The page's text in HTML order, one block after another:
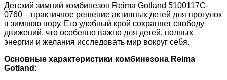
Детский зимний комбинезон Reima Gotland 5100117C-
0760 – практичное решение активных детей для прогулок
в зимнюю пору. Его удобный крой сохраняет свободу
движений, что особенно важно для детей, полных
энергии и желания исследовать мир вокруг себя.
Основные характеристики комбинезона Reima
Gotland :